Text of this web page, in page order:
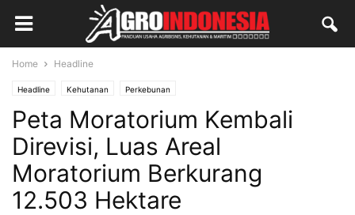
Home Headline
Headline Kehutanan Perkebunan
Peta Moratorium Kembali
Direvisi, Luas Areal
Moratorium Berkurang
12.503 Hektare